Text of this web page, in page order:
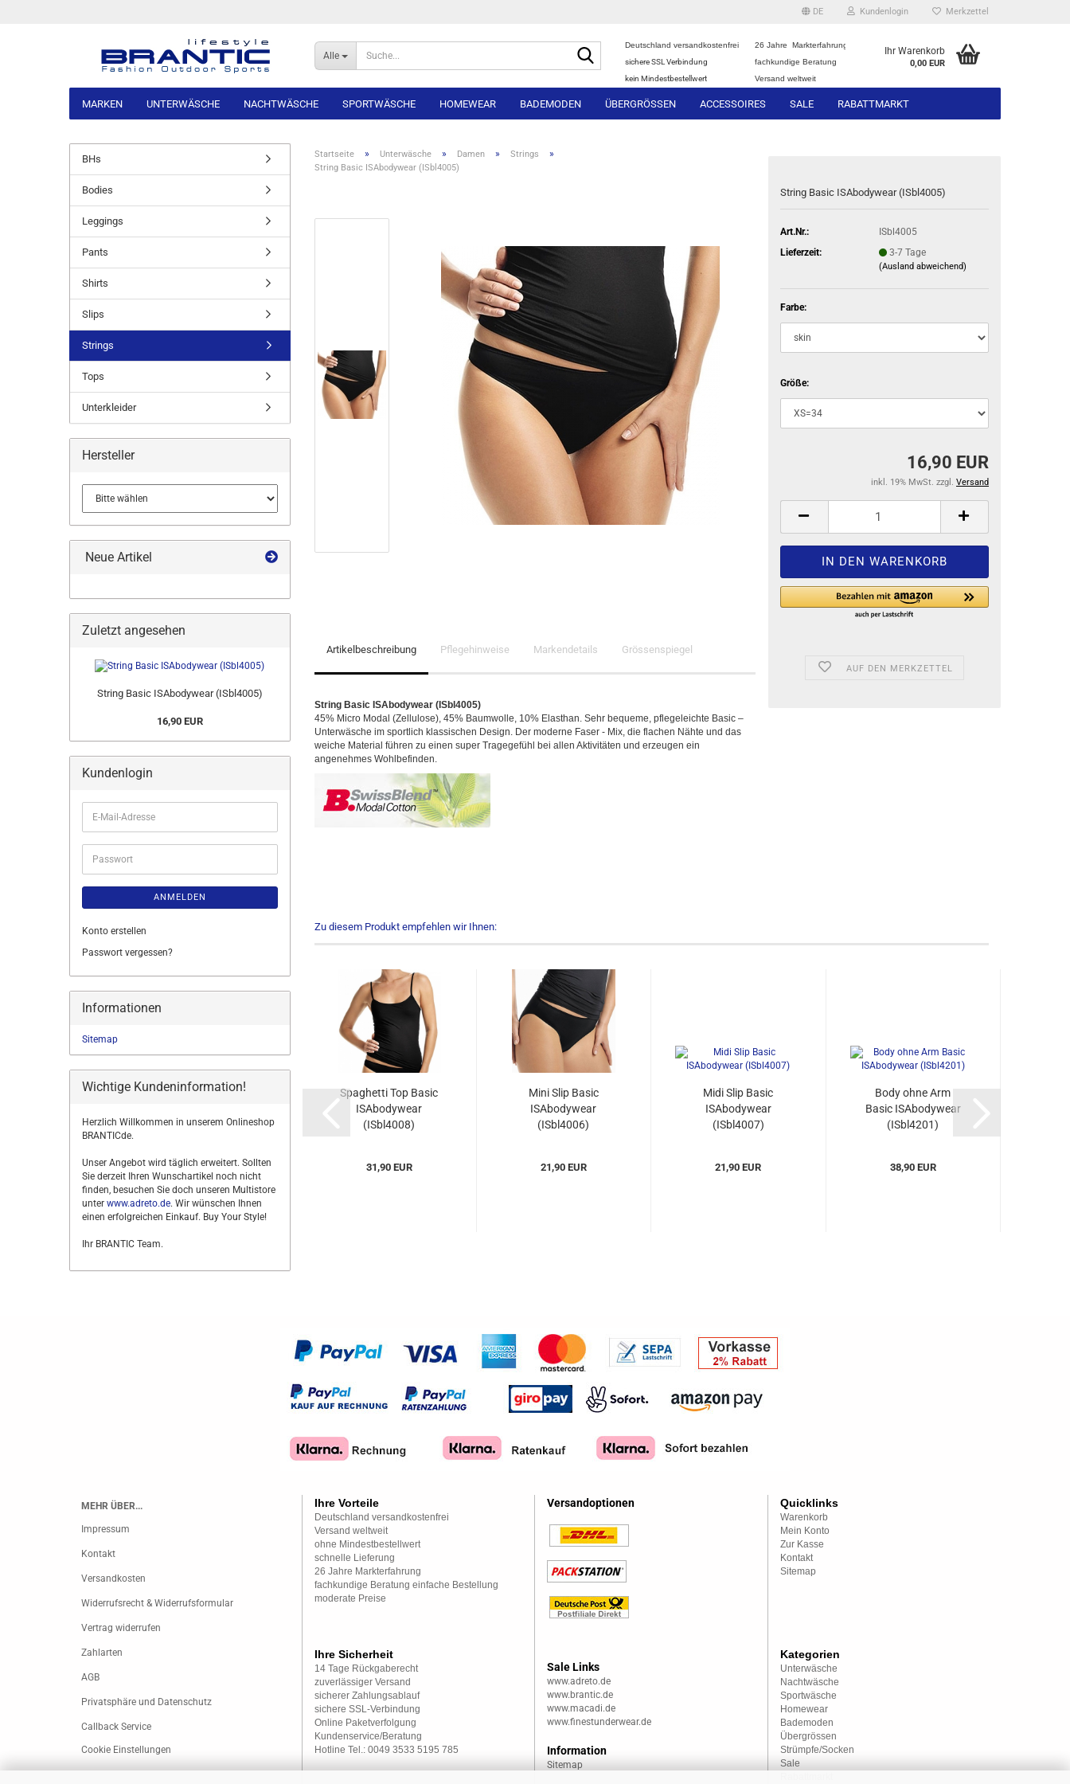
DE Kundenlogin Merkzettel
Alle
Suche...Deutschland versandkostenfrei
26 Jahre Markterfahrung
sichere SSL Verbindung
fachkundige Beratung
kein Mindestbestellwert
Versand weltweit
Ihr Warenkorb
0,00 EUR
MARKEN UNTERWÄSCHE NACHTWÄSCHE SPORTWÄSCHE HOMEWEAR BADEMODEN ÜBERGRÖSSEN ACCESSOIRES SALE RABATTMARKT
Startseite » Unterwäsche » Damen » Strings »
String Basic ISAbodywear (ISbl4005)
String Basic ISAbodywear (ISbl4005)
Art.Nr.:
ISbl4005
Lieferzeit:
3-7 Tage
(Ausland abweichend)
Farbe:
Größe:
16,90 EUR
inkl. 19% MwSt. zzgl. Versand
AUF DEN MERKZETTEL
Artikelbeschreibung Pflegehinweise Markendetails Grössenspiegel
String Basic ISAbodywear (ISbl4005)
45% Micro Modal (Zellulose), 45% Baumwolle, 10% Elasthan. Sehr bequeme, pflegeleichte Basic –
Unterwäsche im sportlich klassischen Design. Der moderne Faser - Mix, die flachen Nähte und das
weiche Material führen zu einen super Tragegefühl bei allen Aktivitäten und erzeugen ein
angenehmes Wohlbefinden.
Zu diesem Produkt empfehlen wir Ihnen:
Spaghetti Top Basic
ISAbodywear
(ISbl4008)
31,90 EUR
Mini Slip Basic
ISAbodywear
(ISbl4006)
21,90 EUR
Midi Slip Basic
ISAbodywear
(ISbl4007)
21,90 EUR
Body ohne Arm
Basic ISAbodywear
(ISbl4201)
38,90 EUR
BHs
Bodies
Leggings
Pants
Shirts
Slips
Strings
Tops
Unterkleider
Hersteller
Neue Artikel
Zuletzt angesehen
String Basic ISAbodywear (ISbl4005)
16,90 EUR
Kundenlogin
E-
Mail-
Adresse
Passwort
ANMELDEN
Konto erstellen
Passwort vergessen?
Informationen
Sitemap
Wichtige Kundeninformation!
Herzlich Willkommen in unserem Onlineshop
BRANTICde.
Unser Angebot wird täglich erweitert. Sollten
Sie derzeit Ihren Wunschartikel noch nicht
finden, besuchen Sie doch unseren Multistore
unter www.adreto.de. Wir wünschen Ihnen
einen erfolgreichen Einkauf. Buy Your Style!
Ihr BRANTIC Team.
MEHR ÜBER...
Impressum
Kontakt
Versandkosten
Widerrufsrecht & Widerrufsformular
Vertrag widerrufen
Zahlarten
AGB
Privatsphäre und Datenschutz
Callback Service
Cookie Einstellungen
Ihre Vorteile
Deutschland versandkostenfrei
Versand weltweit
ohne Mindestbestellwert
schnelle Lieferung
26 Jahre Markterfahrung
fachkundige Beratung einfache Bestellung
moderate Preise
Ihre Sicherheit
14 Tage Rückgaberecht
zuverlässiger Versand
sicherer Zahlungsablauf
sichere SSL-Verbindung
Online Paketverfolgung
Kundenservice/Beratung
Hotline Tel.: 0049 3533 5195 785
Versandoptionen
Sale Links
www.adreto.de
www.brantic.de
www.macadi.de
www.finestunderwear.de
Information
Sitemap
Quicklinks
Warenkorb
Mein Konto
Zur Kasse
Kontakt
Sitemap
Kategorien
Unterwäsche
Nachtwäsche
Sportwäsche
Homewear
Bademoden
Übergrössen
Strümpfe/Socken
Sale